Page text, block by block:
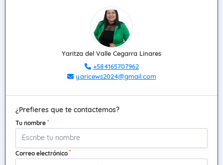
Yaritza del Valle Cegarra Linares
+584165707962
yaricews2024@gmail.com
¿Prefieres que te contactemos?
Tu nombre *
Correo electrónico *